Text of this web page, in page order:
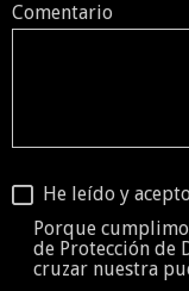
Comentario
He leído y
Porque
de Protección de
cruzar nuestra